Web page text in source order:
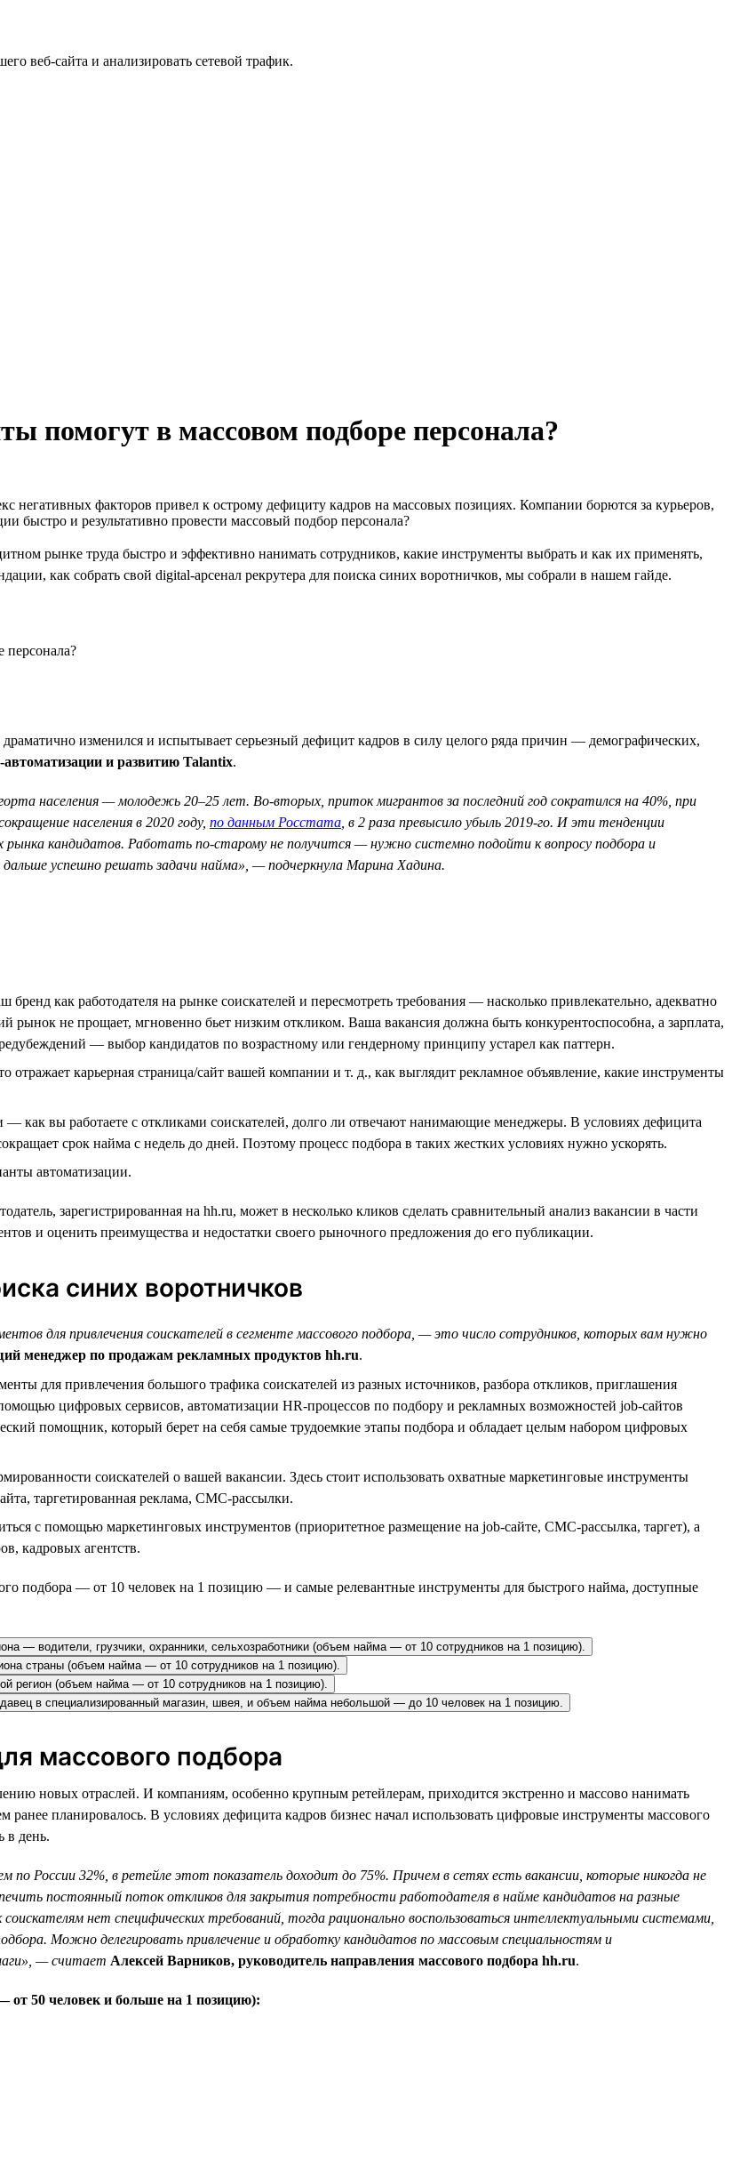
веб-сайта и анализировать сетевой трафик.
помогут в массовом подборе персонала?
факторов привел к острому дефициту кадров на массовых позициях. Компании борются за курьеров,
быстро и результативно провести массовый подбор персонала?
рынке труда быстро и эффективно нанимать сотрудников, какие инструменты выбрать и как их применять,
как собрать свой digital-арсенал рекрутера для поиска синих воротничков, мы собрали в нашем гайде.
изменился и испытывает серьезный дефицит кадров в силу целого ряда причин — демографических,
и развитию Talantix.
населения — молодежь 20–25 лет. Во-вторых, приток мигрантов за последний год сократился на 40%, при
населения в 2020 году, по данным Росстата , в 2 раза превысило убыль 2019-го. И эти тенденции
рынка кандидатов. Работать по-старому не получится — нужно системно подойти к вопросу подбора и
успешно решать задачи найма», — подчеркнула Марина Хадина.
как работодателя на рынке соискателей и пересмотреть требования — насколько привлекательно, адекватно
не прощает, мгновенно бьет низким откликом. Ваша вакансия должна быть конкурентоспособна, а зарплата,
— выбор кандидатов по возрастному или гендерному принципу устарел как паттерн.
карьерная страница/сайт вашей компании и т. д., как выглядит рекламное объявление, какие инструменты
как вы работаете с откликами соискателей, долго ли отвечают нанимающие менеджеры. В условиях дефицита
срок найма с недель до дней. Поэтому процесс подбора в таких жестких условиях нужно ускорять.
автоматизации.
зарегистрированная на hh.ru, может в несколько кликов сделать сравнительный анализ вакансии в части
и оценить преимущества и недостатки своего рыночного предложения до его публикации.
синих воротничков
для привлечения соискателей в сегменте массового подбора, — это число сотрудников, которых вам нужно
менеджер по продажам рекламных продуктов hh.ru.
для привлечения большого трафика соискателей из разных источников, разбора откликов, приглашения
цифровых сервисов, автоматизации HR-процессов по подбору и рекламных возможностей job-сайтов
помощник, который берет на себя самые трудоемкие этапы подбора и обладает целым набором цифровых
соискателей о вашей вакансии. Здесь стоит использовать охватные маркетинговые инструменты
таргетированная реклама, СМС-рассылки.
с помощью маркетинговых инструментов (приоритетное размещение на job-сайте, СМС-рассылка, таргет), а
кадровых агентств.
подбора — от 10 человек на 1 позицию — и самые релевантные инструменты для быстрого найма, доступные
— водители, грузчики, охранники, сельхозработники (объем найма — от 10 сотрудников на 1 позицию).
страны (объем найма — от 10 сотрудников на 1 позицию).
регион (объем найма — от 10 сотрудников на 1 позицию).
в специализированный магазин, швея, и объем найма небольшой — до 10 человек на 1 позицию.
массового подбора
новых отраслей. И компаниям, особенно крупным ретейлерам, приходится экстренно и массово нанимать
планировалось. В условиях дефицита кадров бизнес начал использовать цифровые инструменты массового
в день.
по России 32%, в ретейле этот показатель доходит до 75%. Причем в сетях есть вакансии, которые никогда не
постоянный поток откликов для закрытия потребности работодателя в найме кандидатов на разные
нет специфических требований, тогда рационально воспользоваться интеллектуальными системами,
Можно делегировать привлечение и обработку кандидатов по массовым специальностям и
— считает Алексей Варников, руководитель направления массового подбора hh.ru.
от 50 человек и больше на 1 позицию):